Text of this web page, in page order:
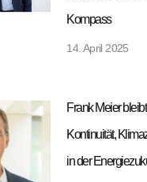
Kompass
14. April 2025
Frank Meier
Kontinuität,
in der